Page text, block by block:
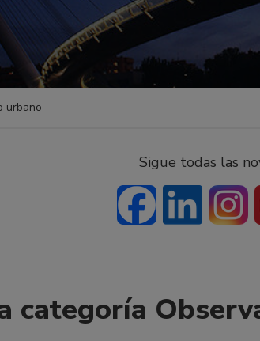
urbano
Sigue todas las
categoría